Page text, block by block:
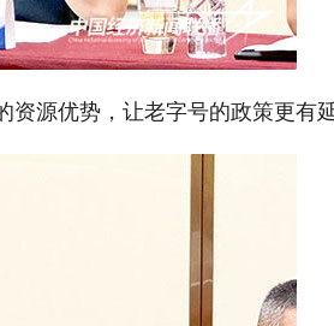
资源优势，让老字号的政策更有